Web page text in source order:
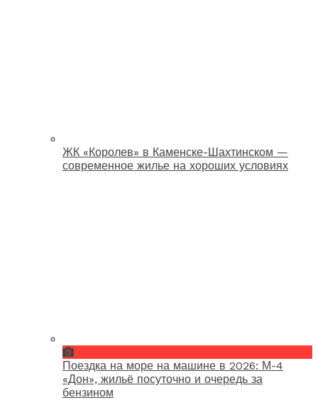
ЖК «Королев» в Каменске-Шахтинском —
современное жилье на хороших условиях
Поездка на море на машине в 2026: М-4
«Дон», жильё посуточно и очередь за
бензином